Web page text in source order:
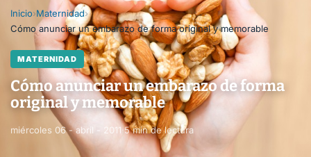
Inicio›Maternidad›
Cómo anunciar un embarazo de forma original y memorable
MATERNIDAD
Cómo anunciar un embarazo de forma
original y memorable
miércoles 06 - abril - 2011·5 min de lectura